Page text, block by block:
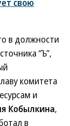
свою
в должности
“Ъ”,
комитета
и
Кобылкина,
в